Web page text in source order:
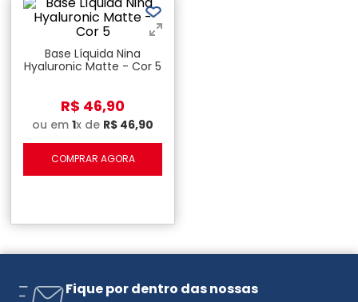
Base Líquida Nina
Hyaluronic Matte - Cor 5
R$ 46,90
ou em 1x de R$ 46,90
COMPRAR AGORA
Fique por dentro das nossas